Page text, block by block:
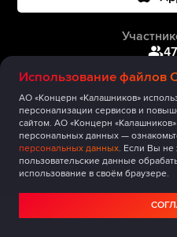
Использование файлов
АО «Концерн «Калашников»
персонализации сервисов и
сайтом. АО «Концерн
персональных данных —
персональных данных. Если Вы не
пользовательские данные
использование в своём браузере.